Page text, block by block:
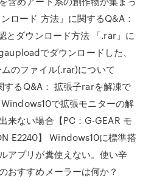
ロード 方法」に関するQ&A：
とダウンロード方法 「.rar」に
でダウンロードした、
のファイル(.rar)について
するQ&A： 拡張子rarを解凍で
で拡張モニターの解
来ない場合【PC：G-GEAR モ
E2240】 Windows10に標準搭
アプリが糞使えない。使い辛
おすすめメーラーは何か？